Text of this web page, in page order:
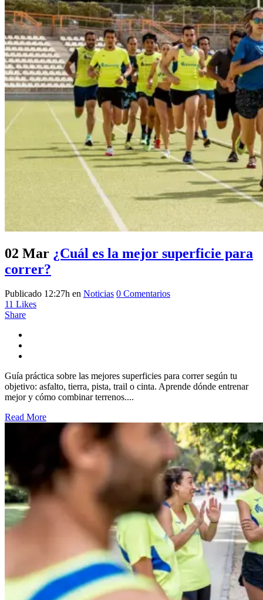
02 Mar ¿Cuál es la mejor superficie para
correr?
Publicado 12:27h en Noticias 0 Comentarios
11 Likes
Share
Guía práctica sobre las mejores superficies para correr según tu
objetivo: asfalto, tierra, pista, trail o cinta. Aprende dónde entrenar
mejor y cómo combinar terrenos....
Read More